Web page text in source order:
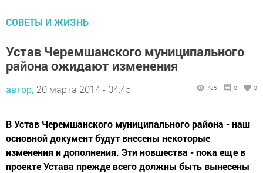
СОВЕТЫ И ЖИЗНЬ
Устав Черемшанского муниципального
района ожидают изменения
автор, 20 марта 2014 - 04:45 785 0 0
В Устав Черемшанского муниципального района - наш
основной документ будут внесены некоторые
изменения и дополнения. Эти новшества - пока еще в
проекте Устава прежде всего должны быть вынесены